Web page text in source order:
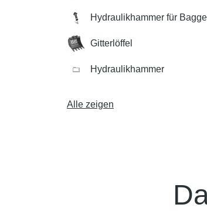
Hydraulikhammer für Bagger
Gitterlöffel
Hydraulikhammer
Alle zeigen